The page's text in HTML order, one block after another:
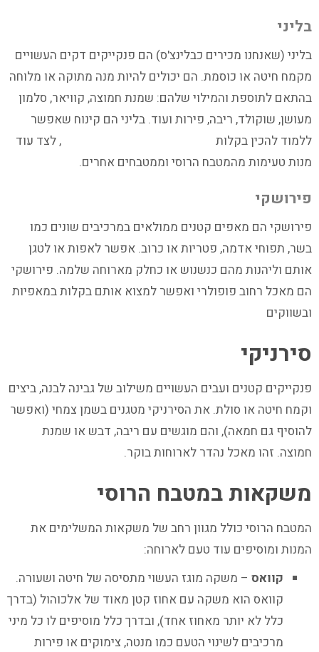
בליני
בליני (שאנחנו מכירים כבלינצ'ס) הם פנקייקים דקים העשויים
מקמח חיטה או כוסמת. הם יכולים להיות מנה מתוקה או מלוחה
בהתאם לתוספת והמילוי שלהם: שמנת חמוצה, קוויאר, סלמון
מעושן, שוקולד, ריבה, פירות ועוד. בליני הם קינוח שאפשר
ללמוד להכין בקלות
, לצד עוד
מנות טעימות מהמטבח הרוסי וממטבחים אחרים.
פירושקי
פירושקי הם מאפים קטנים ממולאים במרכיבים שונים כמו
בשר, תפוחי אדמה, פטריות או כרוב. אפשר לאפות או לטגן
אותם וליהנות מהם כנשנוש או כחלק מארוחה שלמה. פירושקי
הם מאכל רחוב פופולרי ואפשר למצוא אותם בקלות במאפיות
ובשווקים
סירניקי
פנקייקים קטנים ועבים העשויים משילוב של גבינה לבנה, ביצים
וקמח חיטה או סולת. את הסירניקי מטגנים בשמן צמחי (ואפשר
להוסיף גם חמאה), והם מוגשים עם ריבה, דבש או שמנת
חמוצה. זהו מאכל נהדר לארוחות בוקר.
משקאות במטבח הרוסי
המטבח הרוסי כולל מגוון רחב של משקאות המשלימים את
המנות ומוסיפים עוד טעם לארוחה:
קוואס – משקה מוגז העשוי מתסיסה של חיטה ושעורה.
קוואס הוא משקה עם אחוז קטן מאוד של אלכוהול (בדרך
כלל לא יותר מאחוז אחד), ובדרך כלל מוסיפים לו כל מיני
מרכיבים לשינוי הטעם כמו מנטה, צימוקים או פירות